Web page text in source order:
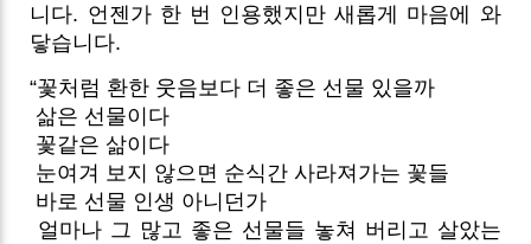
니다. 언젠가 한 번 인용했지만 새롭게 마음에 와
닿습니다.
“꽃처럼 환한 웃음보다 더 좋은 선물 있을까
삶은 선물이다
꽃같은 삶이다
눈여겨 보지 않으면 순식간 사라져가는 꽃들
바로 선물 인생 아니던가
얼마나 그 많고 좋은 선물들 놓쳐 버리고 살았는